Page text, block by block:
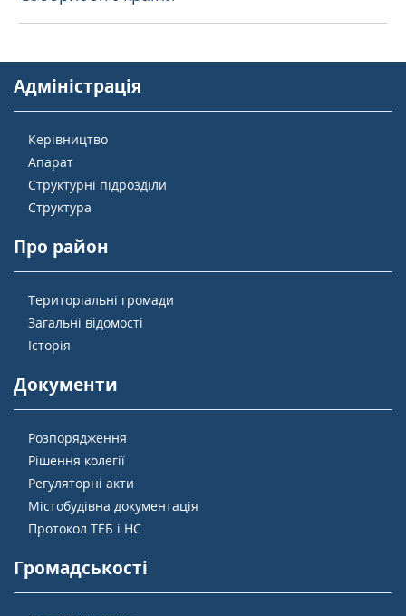
Адміністрація
Керівництво
Апарат
Структурні підрозділи
Структура
Про район
Територіальні громади
Загальні відомості
Історія
Документи
Розпорядження
Рішення колегії
Регуляторні акти
Містобудівна документація
Протокол ТЕБ і НС
Громадськості